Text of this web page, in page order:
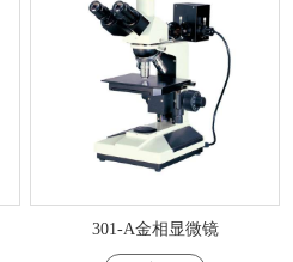
301-A金相显微镜